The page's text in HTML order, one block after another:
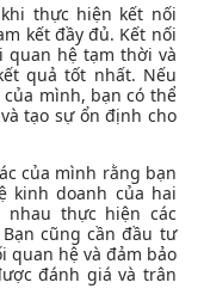
thực hiện kết nối
kết đầy đủ. Kết nối
quan hệ tạm thời và
quả tốt nhất. Nếu
mình, bạn có thể
tạo sự ổn định cho
của mình rằng bạn
kinh doanh của hai
thực hiện các
cũng cần đầu tư
quan hệ và đảm bảo
đánh giá và trân